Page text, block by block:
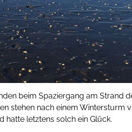
beim Spaziergang am Strand
stehen nach einem Wintersturm
hatte letztens solch ein Glück.